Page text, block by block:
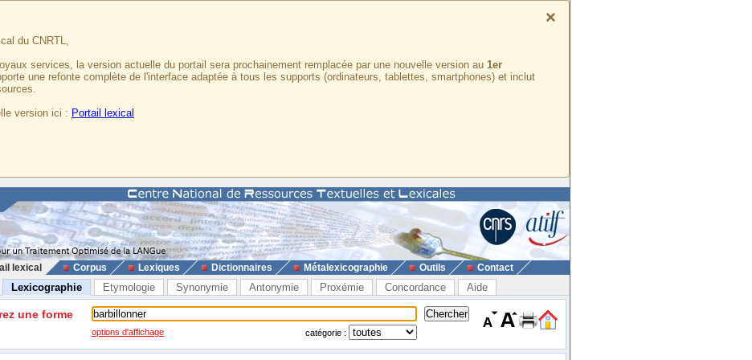
×
du CNRTL,
services, la version actuelle du portail sera prochainement remplacée par une nouvelle version au 1er
une refonte complète de l'interface adaptée à tous les supports (ordinateurs, tablettes, smartphones) et inclut
version ici : Portail lexical
lexical Corpus Lexiques Dictionnaires Métalexicographie Outils Contact
Lexicographie Etymologie Synonymie Antonymie Proxémie Concordance Aide
une forme
options d'affichage catégorie :